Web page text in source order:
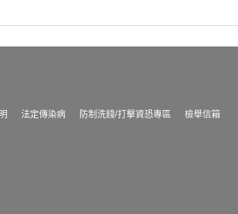
法定傳染病 防制洗錢/打擊資恐專區 檢舉信箱